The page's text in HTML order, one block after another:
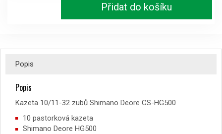
množství
Přidat do košíku
Popis
Popis
Kazeta 10/11-32 zubů Shimano Deore CS-HG500
10 pastorková kazeta
Shimano Deore HG500